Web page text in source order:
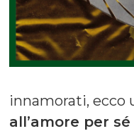
innamorati, ecco
all’amore per